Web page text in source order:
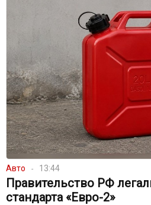
Авто 13:44
Правительство РФ
стандарта «Евро-2»